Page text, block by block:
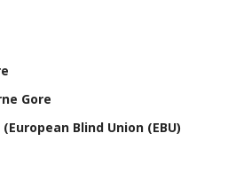
Gore
Blind Union (EBU)